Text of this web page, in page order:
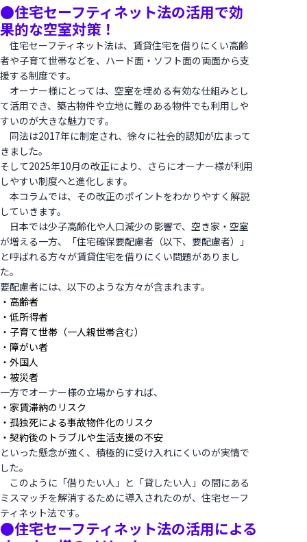
●住宅セーフティネット法の活用で効
果的な空室対策！
住宅セーフティネット法は、賃貸住宅を借りにくい高齢
者や子育て世帯などを、ハード面・ソフト面の両面から支
援する制度です。
オーナー様にとっては、空室を埋める有効な仕組みとし
て活用でき、築古物件や立地に難のある物件でも利用しや
すいのが大きな魅力です。
同法は2017年に制定され、徐々に社会的認知が広まって
きました。
そして2025年10月の改正により、さらにオーナー様が利用
しやすい制度へと進化します。
本コラムでは、その改正のポイントをわかりやすく解説
していきます。
日本では少子高齢化や人口減少の影響で、空き家・空室
が増える一方、「住宅確保要配慮者（以下、要配慮者）」
と呼ばれる方々が賃貸住宅を借りにくい問題がありまし
た。
要配慮者には、以下のような方々が含まれます。
・高齢者
・低所得者
・子育て世帯（一人親世帯含む）
・障がい者
・外国人
・被災者
一方でオーナー様の立場からすれば、
・家賃滞納のリスク
・孤独死による事故物件化のリスク
・契約後のトラブルや生活支援の不安
といった懸念が強く、積極的に受け入れにくいのが実情で
した。
このように「借りたい人」と「貸したい人」の間にある
ミスマッチを解消するために導入されたのが、住宅セーフ
ティネット法です。
●住宅セーフティネット法の活用による